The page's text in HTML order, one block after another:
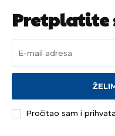
Pretplatite
Pročitao sam i